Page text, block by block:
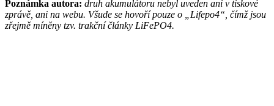
Poznámka autora: druh akumulátoru nebyl uveden ani v tiskové
zprávě, ani na webu. Všude se hovoří pouze o „Lifepo4“, čímž jsou
zřejmě míněny tzv. trakční články LiFePO4.